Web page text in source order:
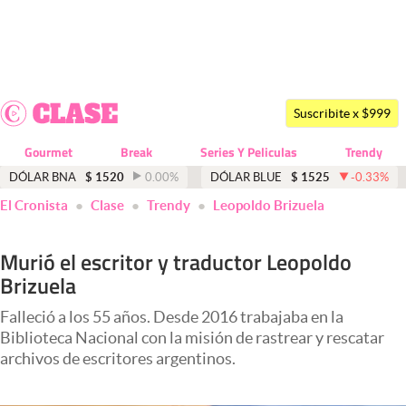
Dólar
Economía y Política
Finanzas y Mercados
Negocios
Columnistas
Otras secciones
Suscribite x $999
Gourmet Break Series Y Peliculas Trendy
DÓLAR BNA $ 1520 0.00% DÓLAR BLUE $ 1525 -0.33%
El Cronista Clase Trendy Leopoldo Brizuela
Murió el escritor y traductor Leopoldo
Brizuela
Falleció a los 55 años. Desde 2016 trabajaba en la
Biblioteca Nacional con la misión de rastrear y rescatar
archivos de escritores argentinos.